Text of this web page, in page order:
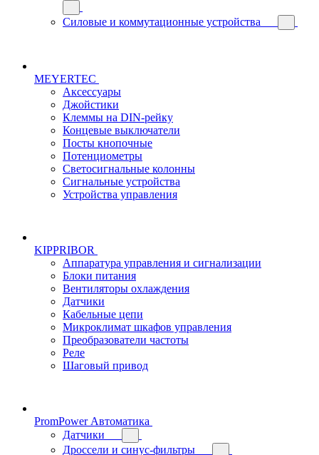
Силовые и коммутационные устройства
MEYERTEC
Аксессуары
Джойстики
Клеммы на DIN-рейку
Концевые выключатели
Посты кнопочные
Потенциометры
Светосигнальные колонны
Сигнальные устройства
Устройства управления
KIPPRIBOR
Аппаратура управления и сигнализации
Блоки питания
Вентиляторы охлаждения
Датчики
Кабельные цепи
Микроклимат шкафов управления
Преобразователи частоты
Реле
Шаговый привод
PromPower Автоматика
Датчики
Дроссели и синус-фильтры